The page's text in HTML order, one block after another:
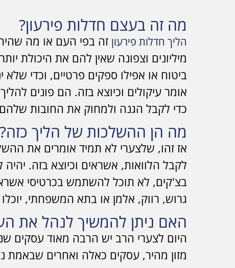
מה זה בעצם חדלות פירעון?
הליך חדלות פירעון זה בפי העם או מה
מיליונים וצפונה שאין להם את היכולת
ביטוח או אפילו ספקים פרטיים, וכדי שלא
כדי לקבל הגנה ולמחוק את החובות
מה הן ההשלכות של הליך כזה?
אז זהו, שלצערי לא תמיד אומרים את
לקבל הלוואות, אשראים וכיוצא בזה.
בצ'קים, לא תוכל להשתמש בכרטיסי
גרוש, רווק, אלמן או בתא המשפחתי,
האם ניתן להמשיך לנהל את
היום לצערי הרב יש הרבה מאוד עסקים
מזון מהיר, עסקים כאלה ואחרים שבאמת